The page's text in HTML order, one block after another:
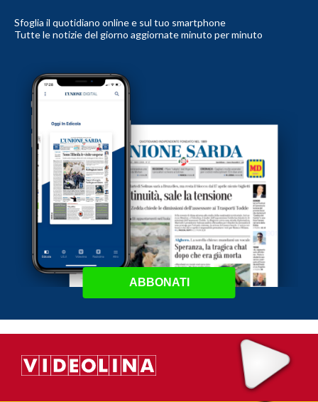
Sfoglia il quotidiano online e sul tuo smartphone
Tutte le notizie del giorno aggiornate minuto per minuto
ABBONATI